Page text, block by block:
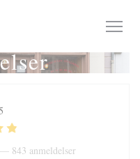
— 843 anmeldelser